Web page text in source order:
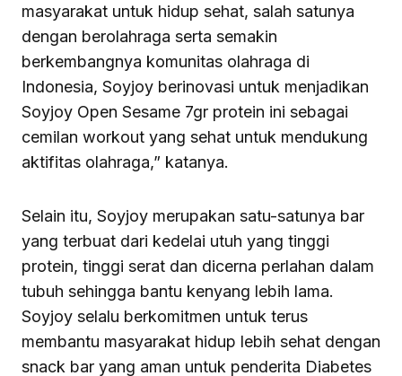
masyarakat untuk hidup sehat, salah satunya
dengan berolahraga serta semakin
berkembangnya komunitas olahraga di
Indonesia, Soyjoy berinovasi untuk menjadikan
Soyjoy Open Sesame 7gr protein ini sebagai
cemilan workout yang sehat untuk mendukung
aktifitas olahraga,” katanya.
Selain itu, Soyjoy merupakan satu-satunya bar
yang terbuat dari kedelai utuh yang tinggi
protein, tinggi serat dan dicerna perlahan dalam
tubuh sehingga bantu kenyang lebih lama.
Soyjoy selalu berkomitmen untuk terus
membantu masyarakat hidup lebih sehat dengan
snack bar yang aman untuk penderita Diabetes